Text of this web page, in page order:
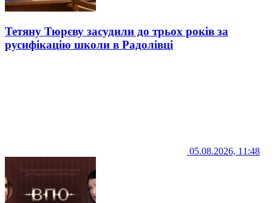
Тетяну Тюрєву засудили до трьох років за
русифікацію школи в Радолівці
05.08.2026, 11:48